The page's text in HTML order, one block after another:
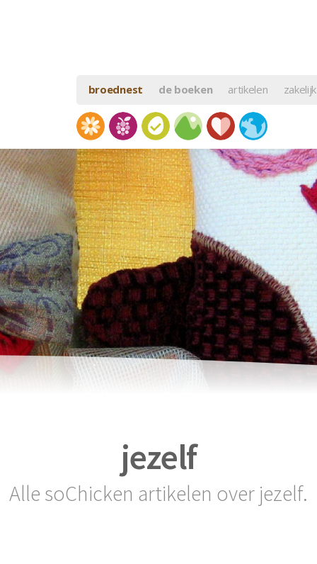
broednest de boeken artikelen zakelijk
jezelf
Alle soChicken artikelen over jezelf.